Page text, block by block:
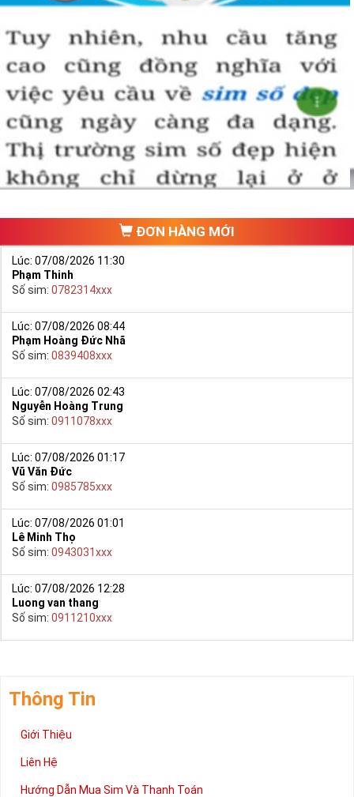
ĐƠN HÀNG MỚI
Lúc: 07/08/2026 11:30
Phạm Thinh
Số sim: 0782314xxx
Lúc: 07/08/2026 08:44
Phạm Hoàng Đức Nhã
Số sim: 0839408xxx
Lúc: 07/08/2026 02:43
Nguyễn Hoàng Trung
Số sim: 0911078xxx
Lúc: 07/08/2026 01:17
Vũ Văn Đức
Số sim: 0985785xxx
Lúc: 07/08/2026 01:01
Lê Minh Thọ
Số sim: 0943031xxx
Lúc: 07/08/2026 12:28
Luong van thang
Số sim: 0911210xxx
Thông Tin
Giới Thiệu
Liên Hệ
Hướng Dẫn Mua Sim Và Thanh Toán